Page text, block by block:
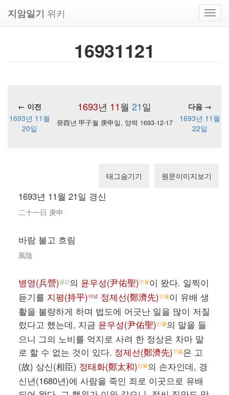
지암일기 위키
16931121
1693년 11월 21일
← 이전
다음 →
1693년 11월
20일
癸酉년 甲子월 庚申일, 양력 1693-12-17
1693년 11월
22일
태그숨기기 원문이미지보기
1693년 11월 21일 경신
二十一日 庚申
바람 불고 흐림
風陰
병영(兵營)공간의 윤우성(尹佑聖)인물이 왔다. 일찍이
듣기를 지평(持平)개념 정제선(鄭濟先)인물이 유배 생
활을 불량하게 하며 법도에 어긋난 일을 많이 저질
렀다고 했는데, 지금 윤우성(尹佑聖)인물의 말을 들
으니 그의 노비를 억지로 사려 한 정상은 차마 말
로 할 수 없는 것이 있다. 정제선(鄭濟先)인물은 고
(故) 상신(相臣) 정태화(鄭太和)인물의 손자인데, 경
신년(1680년)에 사람을 죽인 죄로 이곳으로 유배